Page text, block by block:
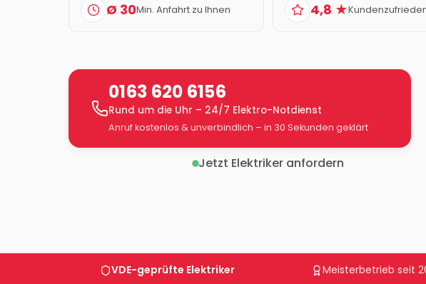
Ø 30Min. Anfahrt zu Ihnen 4,8 ★
0163 620 6156
Rund um die Uhr – 24/7 Elektro-Notdienst
Anruf kostenlos & unverbindlich – in 30 Sekunden geklärt
Jetzt Elektriker anfordern
VDE-geprüfte Elektriker Meisterbetrieb seit